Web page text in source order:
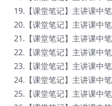
19.【课堂笔记】主讲课中
20.【课堂笔记】主讲课中
21.【课堂笔记】主讲课中
22.【课堂笔记】主讲课中
23.【课堂笔记】主讲课中
24.【课堂笔记】主讲课中
25.【课堂笔记】主讲课中